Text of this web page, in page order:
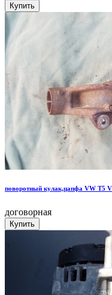
поворотный кулак,цапфа VW Т5
договорная